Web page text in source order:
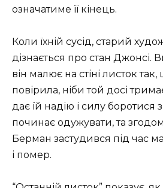
означатиме її кінець.
Коли їхній сусід, старий
дізнається про стан Джонсі.
він малює на стіні листок
повірила, ніби той досі
дає їй надію і силу боротися
починає одужувати, та
Берман застудився під час
і помер.